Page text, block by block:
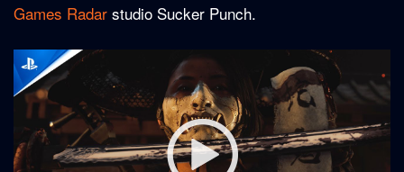
Games Radar studio Sucker Punch.